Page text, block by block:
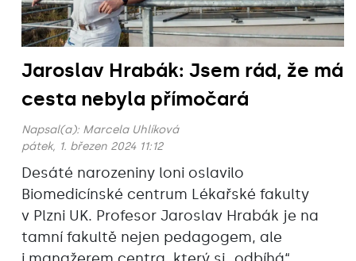
Jaroslav Hrabák: Jsem rád, že má
cesta nebyla přímočará
Napsal(a): Marcela Uhlíková
pátek, 1. březen 2024 11:12
Desáté narozeniny loni oslavilo
Biomedicínské centrum Lékařské fakulty
v Plzni UK. Profesor Jaroslav Hrabák je na
tamní fakultě nejen pedagogem, ale